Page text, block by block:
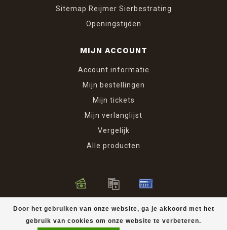
Door het gebruiken van onze website, ga je akkoord met het
gebruik van cookies om onze website te verbeteren.
Sitemap Reijmer Sierbestrating
Openingstijden
MIJN ACCOUNT
Account informatie
Mijn bestellingen
Mijn tickets
Mijn verlanglijst
Vergelijk
Alle producten
© Copyright 2026 Reijmer Sierbestrating